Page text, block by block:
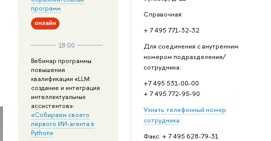
Справочная:
+ 7 495 771-32-32
Для соединения с внутренним
номером подразделения/
сотрудника:
+7 495 531-00-00
+ 7 495 772-95-90
Узнать телефонный номер
сотрудника
Факс: + 7 495 628-79-31
программ
онлайн
18:00
Вебинар программы
повышения
квалификации «LLM:
создание и интеграция
интеллектуальных
ассистентов»:
«Собираем своего
первого ИИ-агента в
Python»